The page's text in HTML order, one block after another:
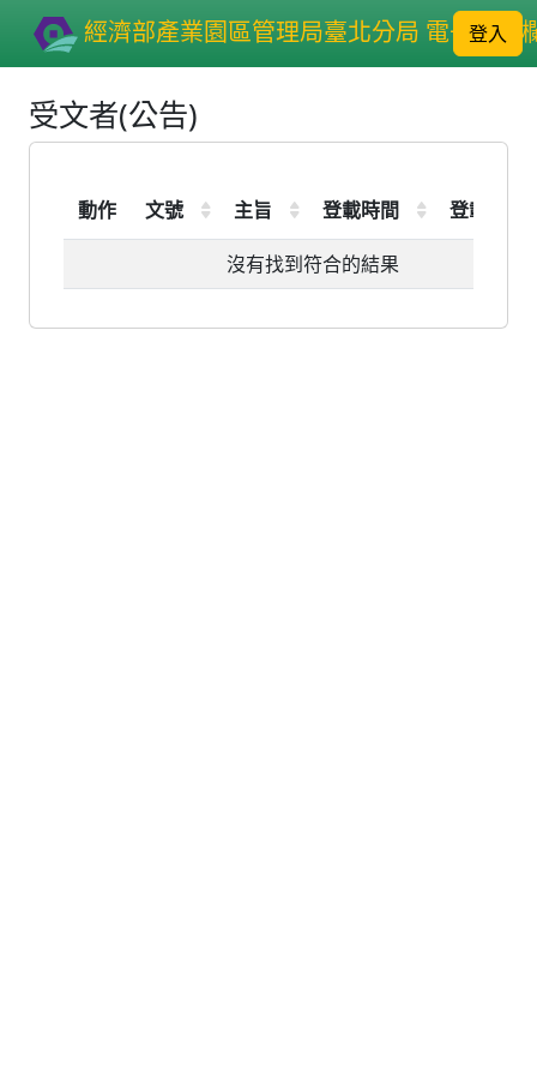
經濟部產業園區管理局臺北分局 電子公布
登入
受文者(公告)
動作 文號 主旨 登載時間 登載期限
沒有找到符合的結果